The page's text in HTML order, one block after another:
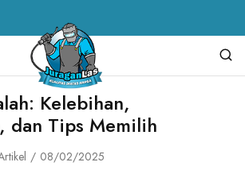
Kelebihan,
dan Tips Memilih
08/02/2025